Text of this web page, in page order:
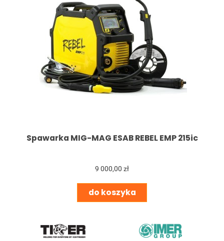
Spawarka MIG-MAG ESAB REBEL EMP 215ic
9 000,00 zł
do koszyka